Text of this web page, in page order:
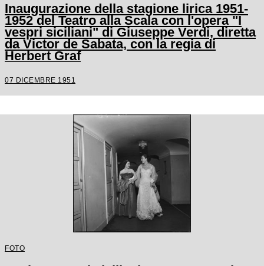
Inaugurazione della stagione lirica 1951-
1952 del Teatro alla Scala con l'opera "I
vespri siciliani" di Giuseppe Verdi, diretta
da Victor de Sabata, con la regia di
Herbert Graf
07 DICEMBRE 1951
FOTO